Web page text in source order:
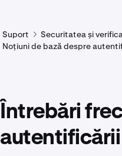
Suport Securitatea și
Noțiuni de bază despre
Întrebări
autentificării